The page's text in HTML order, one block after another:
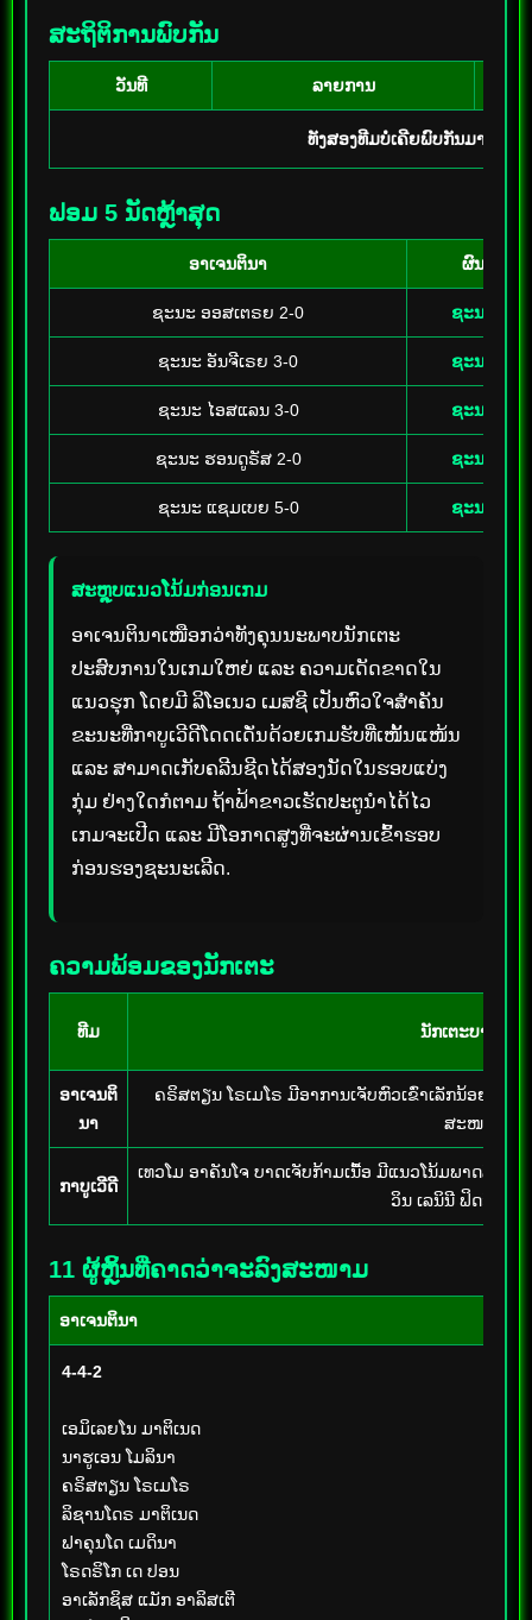
ສະຖິຕິການພົບກັນ
ວັນທີ ລາຍການ
ທັງສອງທີມບໍ່ເຄີຍພົບກັນມາກ່ອນ
ຟອມ 5 ນັດຫຼ້າສຸດ
ອາເຈນຕິນາ ຜົນ
ຊະນະ ອອສເຕຣຍ 2-0 ຊະນະ
ຊະນະ ອັນຈີເຣຍ 3-0 ຊະນະ
ຊະນະ ໄອສແລນ 3-0 ຊະນະ
ຊະນະ ຮອນດູຣັສ 2-0 ຊະນະ
ຊະນະ ແຊມເບຍ 5-0 ຊະນະ
ສະຫຼຸບແນວໂນ້ມກ່ອນເກມ
ອາເຈນຕິນາເໜືອກວ່າທັງຄຸນນະພາບນັກເຕະ
ປະສົບການໃນເກມໃຫຍ່ ແລະ ຄວາມເດັດຂາດໃນ
ແນວຮຸກ ໂດຍມີ ລິໂອເນວ ເມສຊີ ເປັນຫົວໃຈສຳຄັນ
ຂະນະທີ່ກາບູເວີດີໂດດເດັ່ນດ້ວຍເກມຮັບທີ່ເໜັ້ນແໜ້ນ
ແລະ ສາມາດເກັບຄລີນຊີດໄດ້ສອງນັດໃນຮອບແບ່ງ
ກຸ່ມ ຢ່າງໃດກໍຕາມ ຖ້າຟ້າຂາວເຮັດປະຕູນຳໄດ້ໄວ
ເກມຈະເປີດ ແລະ ມີໂອກາດສູງທີ່ຈະຜ່ານເຂົ້າຮອບ
ກ່ອນຮອງຊະນະເລີດ.
ຄວາມພ້ອມຂອງນັກເຕະ
ທີມ ນັກເຕະບາດເຈັບ
ອາເຈນຕິ
ນາ
ຄຣິສຕຽນ ໂຣເມໂຣ ມີອາການເຈັບຫົວເຂົ່າເລັກນ້ອຍ ແ
ສະໜາມ
ກາບູເວີດີ
ເທວໂມ ອາຄັນໂຈ ບາດເຈັບກ້າມເນື້ອ ມີແນວໂນ້ມພາດລົງສ
ວິນ ເລນິນີ ຟິດກັບມາ
11 ຜູ້ຫຼິ້ນທີ່ຄາດວ່າຈະລົງສະໜາມ
ອາເຈນຕິນາ
4-4-2
ເອມິເລຍໂນ ມາຕິເນດ
ນາຮູເອນ ໂມລິນາ
ຄຣິສຕຽນ ໂຣເມໂຣ
ລິຊານໂດຣ ມາຕິເນດ
ຟາຄຸນໂດ ເມດິນາ
ໂຣດຣິໂກ ເດ ປອນ
ອາເລັກຊິສ ແມັກ ອາລິສເຕີ